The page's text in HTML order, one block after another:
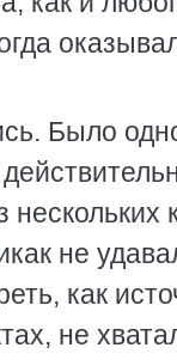
Было
не
как
не